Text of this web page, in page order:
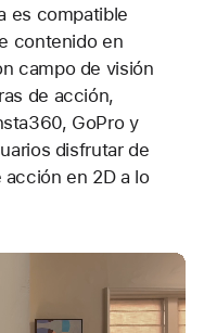
es compatible
contenido en
campo de visión
de acción,
GoPro y
disfrutar de
en 2D a lo